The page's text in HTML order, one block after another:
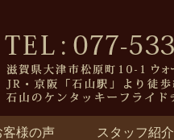
客様の声 スタッフ紹介